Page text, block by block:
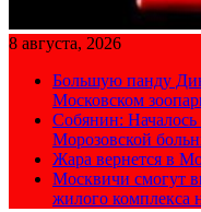
8 августа, 2026
Большую панду
Московском
Собянин: Началось
Морозовской
Жара вернется в
Москвичи смогут
жилого комплекса